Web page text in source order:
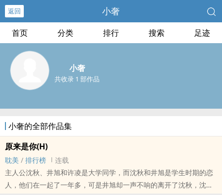
返回 小奢
首页 分类 排行 搜索 足迹
小奢
共收录 1 部作品
小奢的全部作品集
原来是你(H)
耽美 / 排行榜
连载
主人公沈秋、井旭和许凌是大学同学，而沈秋和井旭是学生时期的恋
人，他们在一起了一年多，可是井旭却一声不响的离开了沈秋，沈秋